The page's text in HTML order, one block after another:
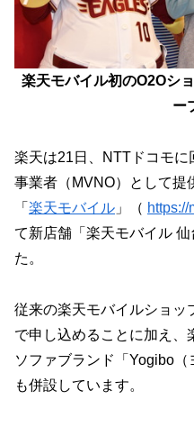
楽天モバイル初のO2Oシ
ー
楽天は21日、NTTドコモ
事業者（MVNO）として提
「 楽天モバイル 」（
て新店舗「楽天モバイル
た。
従来の楽天モバイルショッ
で申し込めることに加え、
ソファブランド「Yogibo
も併設しています。